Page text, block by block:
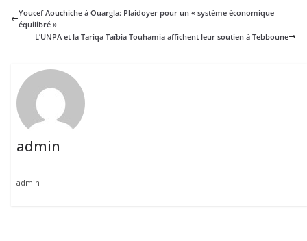
Youcef Aouchiche à Ouargla: Plaidoyer pour un « système économique
équilibré »
L’UNPA et la Tariqa Taïbia Touhamia affichent leur soutien à Tebboune
admin
admin